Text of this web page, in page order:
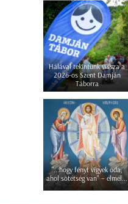
Hálával tekintünk vissza a
2026-os Szent Damján
Táborra
"...hogy fényt vigyek oda,
ahol sötétség van" – elmél...